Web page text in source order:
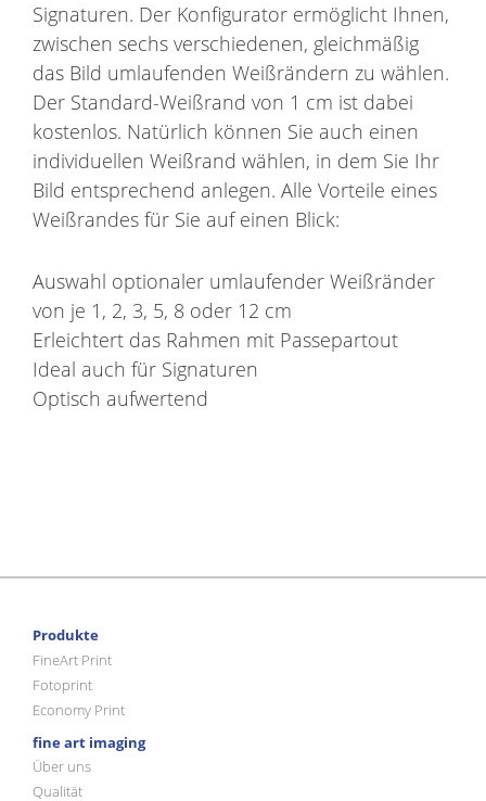
Signaturen. Der Konfigurator ermöglicht Ihnen,
zwischen sechs verschiedenen, gleichmäßig
das Bild umlaufenden Weißrändern zu wählen.
Der Standard-Weißrand von 1 cm ist dabei
kostenlos. Natürlich können Sie auch einen
individuellen Weißrand wählen, in dem Sie Ihr
Bild entsprechend anlegen. Alle Vorteile eines
Weißrandes für Sie auf einen Blick:
Auswahl optionaler umlaufender Weißränder
von je 1, 2, 3, 5, 8 oder 12 cm
Erleichtert das Rahmen mit Passepartout
Ideal auch für Signaturen
Optisch aufwertend
Produkte
FineArt Print
Fotoprint
Economy Print
fine art imaging
Über uns
Qualität